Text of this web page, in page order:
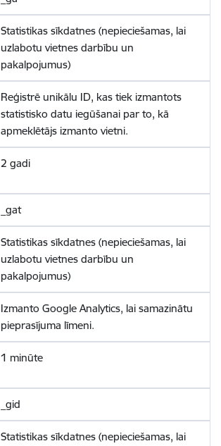
Statistikas sīkdatnes (nepieciešamas, lai
uzlabotu vietnes darbību un
pakalpojumus)
Reģistrē unikālu ID, kas tiek izmantots
statistisko datu iegūšanai par to, kā
apmeklētājs izmanto vietni.
2 gadi
_gat
Statistikas sīkdatnes (nepieciešamas, lai
uzlabotu vietnes darbību un
pakalpojumus)
Izmanto Google Analytics, lai samazinātu
pieprasījuma līmeni.
1 minūte
_gid
Statistikas sīkdatnes (nepieciešamas, lai